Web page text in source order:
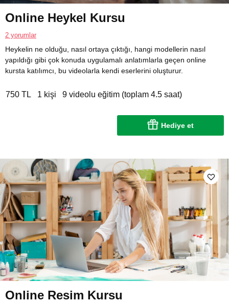
Online Heykel Kursu
2 yorumlar
Heykelin ne olduğu, nasıl ortaya çıktığı, hangi modellerin nasıl
yapıldığı gibi çok konuda uygulamalı anlatımlarla geçen online
kursta katılımcı, bu videolarla kendi eserlerini oluşturur.
750 TL 1 kişi 9 videolu eğitim (toplam 4.5 saat)
Hediye et
Online Resim Kursu